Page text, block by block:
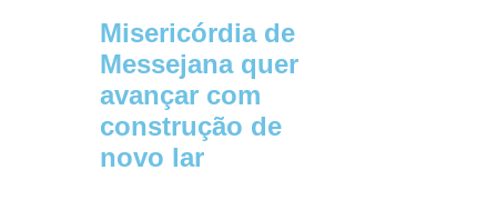
Misericórdia de
Messejana quer
avançar com
construção de
novo lar